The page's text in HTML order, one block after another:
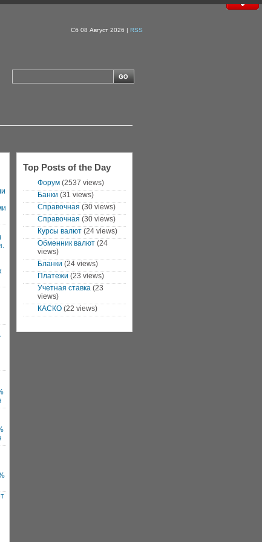
Сб 08 Август 2026 | RSS
Top Posts of the Day
Форум(2537 views)
Банки (31 views)
Справочная (30 views)
Справочная (30 views)
Курсы валют(24 views)
Обменник валют(24
views)
Бланки (24 views)
Платежи (23 views)
Учетная ставка(23
views)
КАСКО(22 views)